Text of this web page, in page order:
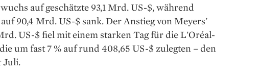
auf geschätzte 93,1 Mrd. US-$, während
90,4 Mrd. US-$ sank. Der Anstieg von Meyers'
US-$ fiel mit einem starken Tag für die L'Oréal-
um fast 7 % auf rund 408,65 US-$ zulegten – den
Juli.